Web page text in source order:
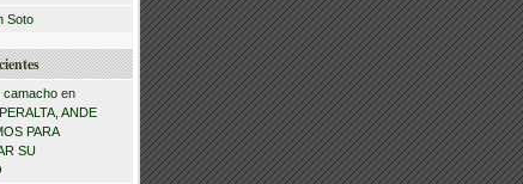
Soto
camachoen
ANDE
PARA
SU